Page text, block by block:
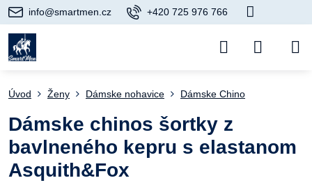
info@smartmen.cz +420 725 976 766
Úvod Ženy Dámske nohavice Dámske Chino
Dámske chinos šortky z
bavlneného kepru s elastanom
Asquith&Fox